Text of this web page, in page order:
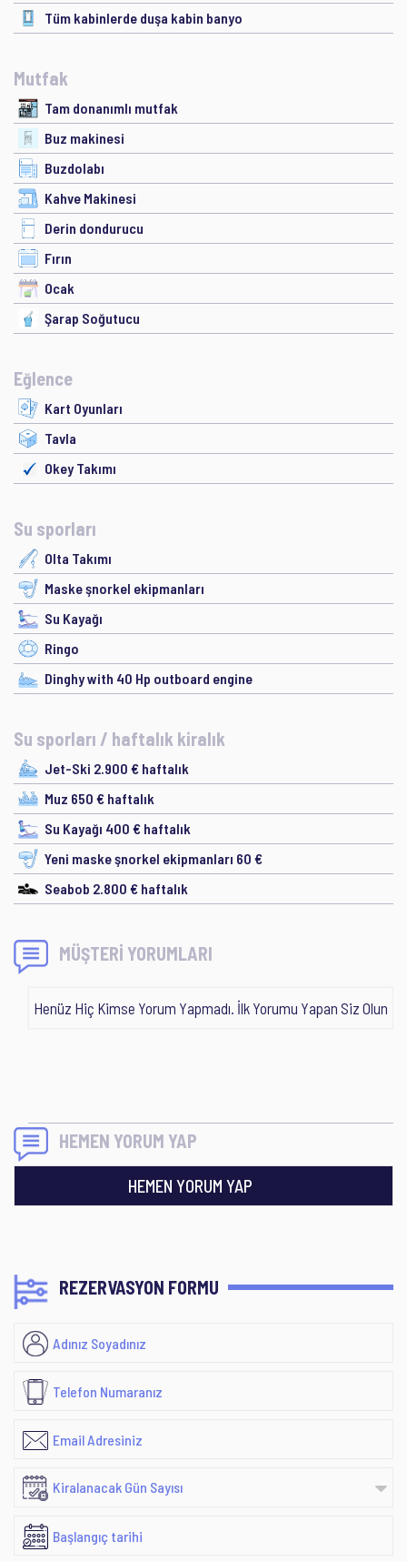
Tüm kabinlerde duşa kabin banyo
Mutfak
Tam donanımlı mutfak
Buz makinesi
Buzdolabı
Kahve Makinesi
Derin dondurucu
Fırın
Ocak
Şarap Soğutucu
Eğlence
Kart Oyunları
Tavla
Okey Takımı
Su sporları
Olta Takımı
Maske şnorkel ekipmanları
Su Kayağı
Ringo
Dinghy with 40 Hp outboard engine
Su sporları / haftalık kiralık
Jet-Ski 2.900 € haftalık
Muz 650 € haftalık
Su Kayağı 400 € haftalık
Yeni maske şnorkel ekipmanları 60 €
Seabob 2.800 € haftalık
MÜŞTERİ YORUMLARI
Henüz Hiç Kimse Yorum Yapmadı. İlk Yorumu Yapan Siz Olun
HEMEN YORUM YAP
HEMEN YORUM YAP
REZERVASYON FORMU